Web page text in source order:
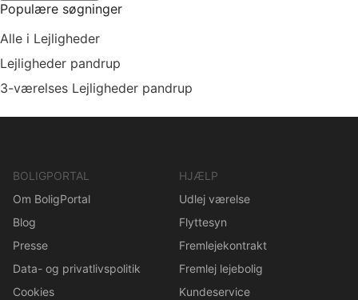
Populære søgninger
Alle i Lejligheder
Lejligheder pandrup
3-værelses Lejligheder pandrup
BOLIGPORTAL
Om BoligPortal
Blog
Presse
Data- og privatlivspolitik
Cookies
HJÆLP
Udlej værelse
Flyttesyn
Fremlejekontrakt
Fremlej lejebolig
Kundeservice